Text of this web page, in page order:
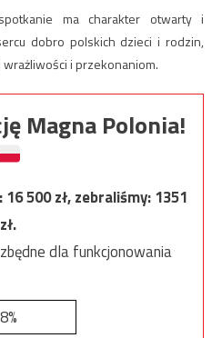
ma charakter otwarty i
dobro polskich dzieci i rodzin,
i przekonaniom.
Magna Polonia!
16 500zł, zebraliśmy:1351
zł.
dla funkcjonowania
8%